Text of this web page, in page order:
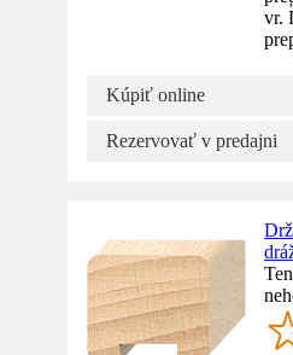
vr.
Kúpiť online
Rezervovať v predajni